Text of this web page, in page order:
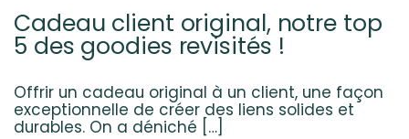
Cadeau client original, notre top
5 des goodies revisités !
Offrir un cadeau original à un client, une façon
exceptionnelle de créer des liens solides et
durables. On a déniché […]